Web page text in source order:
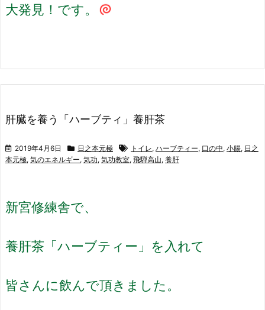
大発見！です。
肝臓を養う「ハーブティ」養肝茶
2019年4月6日 日之本元極 トイレ, ハーブティー, 口の中, 小腸, 日之
本元極, 気のエネルギー, 気功, 気功教室, 飛騨高山, 養肝
新宮修練舎で、
養肝茶「ハーブティー」を入れて
皆さんに飲んで頂きました。